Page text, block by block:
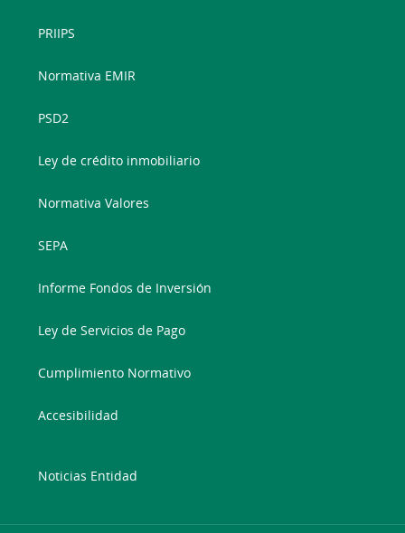
PRIIPS
Normativa EMIR
PSD2
Ley de crédito inmobiliario
Normativa Valores
SEPA
Informe Fondos de Inversión
Ley de Servicios de Pago
Cumplimiento Normativo
Accesibilidad
Noticias Entidad